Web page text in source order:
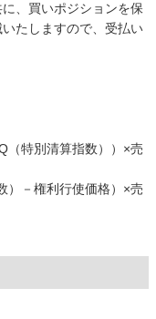
、買いポジションを保
たしますので、受払い
（特別清算指数））×売
）－権利行使価格）×売